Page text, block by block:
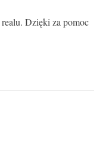
Dzięki za pomoc